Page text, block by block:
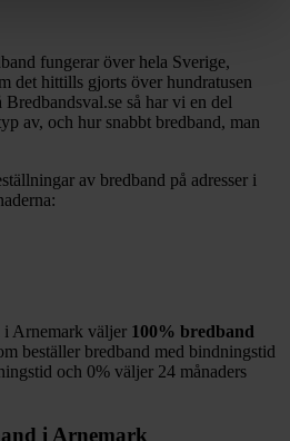
fungerar över hela Sverige,
det hittills gjorts över hundratusen
så har vi en del
av, och hur snabbt bredband, man
av bredband på adresser i
i Arnemark väljer 100% bredband
beställer bredband med bindningstid
och 0% väljer 24 månaders
i Arnemark